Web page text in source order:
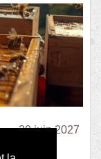
30 juin 2027